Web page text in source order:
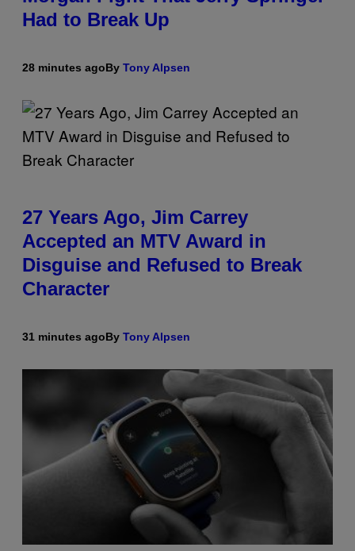
Had to Break Up
28 minutes agoBy Tony Alpsen
27 Years Ago, Jim Carrey
Accepted an MTV Award in
Disguise and Refused to Break
Character
31 minutes agoBy Tony Alpsen